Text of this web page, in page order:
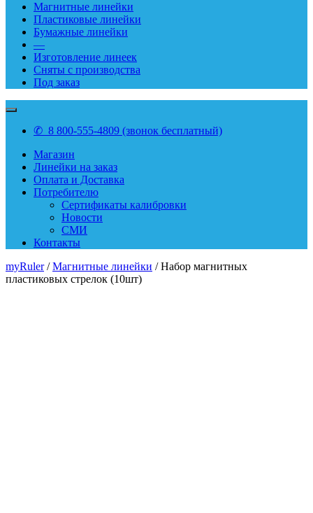
Магнитные линейки
Пластиковые линейки
Бумажные линейки
—
Изготовление линеек
Сняты с производства
Под заказ
✆ 8 800-555-4809 (звонок бесплатный)
Магазин
Линейки на заказ
Оплата и Доставка
Потребителю
Сертификаты калибровки
Новости
СМИ
Контакты
myRuler/Магнитные линейки / Набор магнитных
пластиковых стрелок (10шт)